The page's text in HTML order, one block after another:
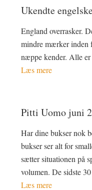
Ukendte
England overrasker.
mindre mærker inden
næppe kender. Alle
Læs mere
Pitti Uomo juni
Har dine bukser nok
bukser ser alt for
sætter situationen på
volumen. De sidste
Læs mere